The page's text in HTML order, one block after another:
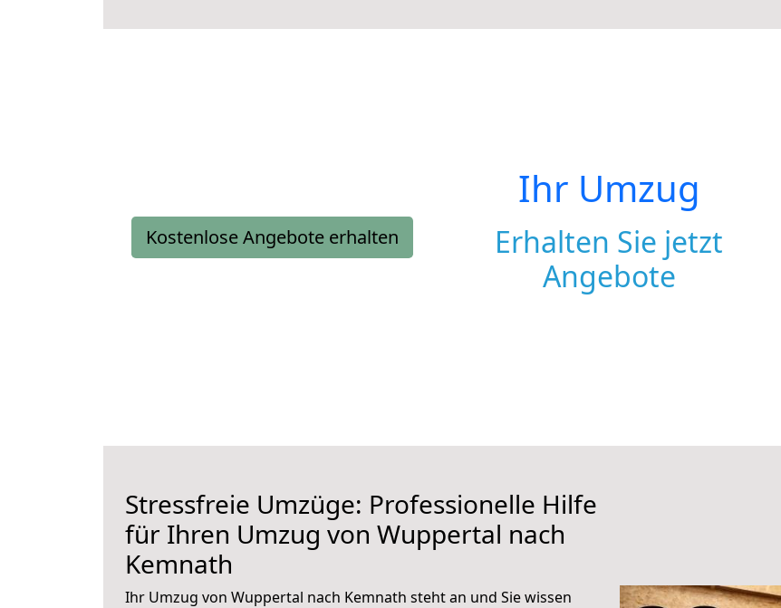
Kostenlose Angebote erhalten
Ihr Umzug
Erhalten Sie jetzt
Angebote
Stressfreie Umzüge: Professionelle Hilfe
für Ihren Umzug von Wuppertal nach
Kemnath
Ihr Umzug von Wuppertal nach Kemnath steht an und Sie wissen